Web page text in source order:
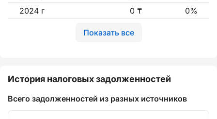
2024 г
0 ₸ 0%
Показать все
История налоговых задолженностей
Всего задолженностей из разных источников